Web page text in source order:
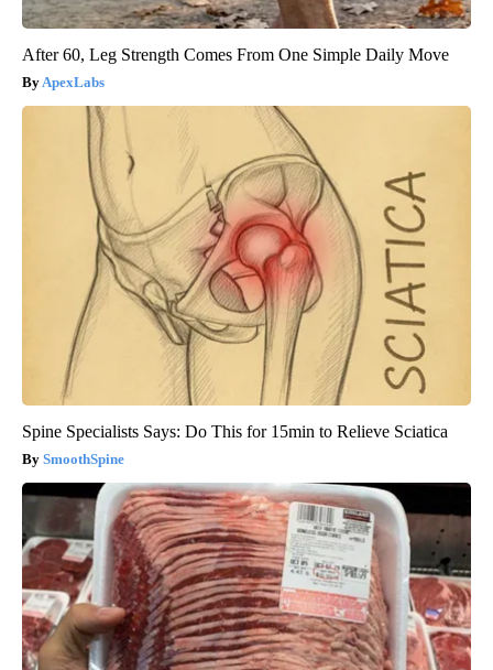
After 60, Leg Strength Comes From One Simple Daily Move
ApexLabs
Spine Specialists Says: Do This for 15min to Relieve Sciatica
SmoothSpine